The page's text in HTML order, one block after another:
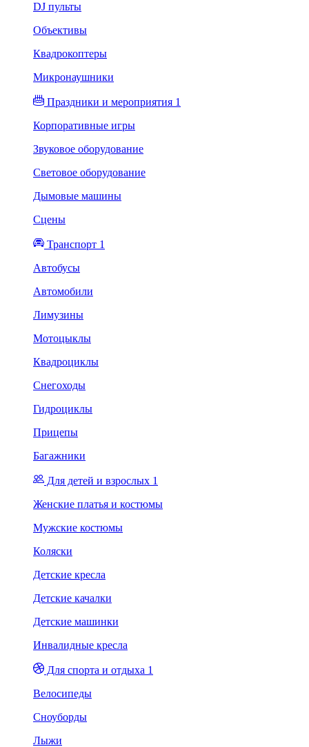
DJ пульты
Объективы
Квадрокоптеры
Микронаушники
Праздники и мероприятия 1
Корпоративные игры
Звуковое оборудование
Световое оборудование
Дымовые машины
Сцены
Транспорт 1
Автобусы
Автомобили
Лимузины
Мотоцыклы
Квадроциклы
Снегоходы
Гидроциклы
Прицепы
Багажники
Для детей и взрослых 1
Женские платья и костюмы
Мужские костюмы
Коляски
Детские кресла
Детские качалки
Детские машинки
Инвалидные кресла
Для спорта и отдыха 1
Велосипеды
Сноуборды
Лыжи